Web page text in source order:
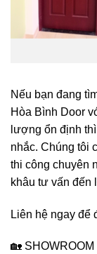
Nếu bạn đang
Hòa Bình Door
lượng ổn định
nhắc. Chúng tôi
thi công chuyên
khâu tư vấn đến
Liên hệ ngay để
🏡